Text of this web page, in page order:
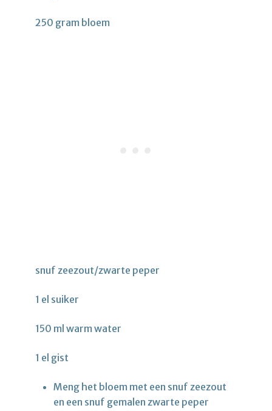
250 gram bloem
snuf zeezout/zwarte peper
1 el suiker
150 ml warm water
1 el gist
Meng het bloem met een snuf zeezout
en een snuf gemalen zwarte peper